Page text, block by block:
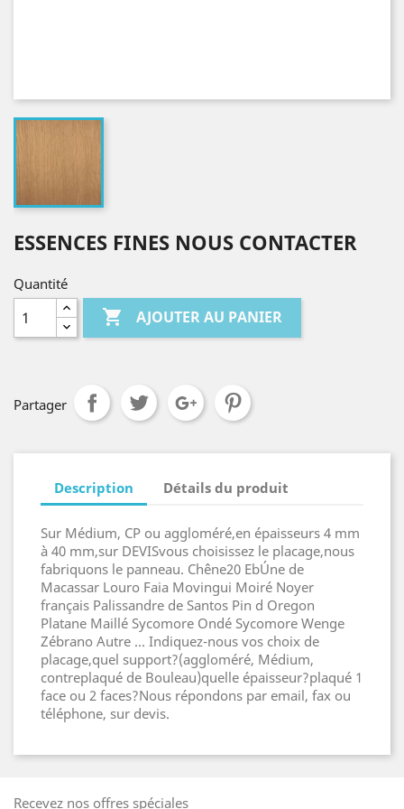
ESSENCES FINES NOUS CONTACTER
Quantité
 AJOUTER AU PANIER
Partager
Description Détails du produit
Sur Médium, CP ou aggloméré,en épaisseurs 4 mm
à 40 mm,sur DEVISvous choisissez le placage,nous
fabriquons le panneau. Chêne20 EbÚne de
Macassar Louro Faia Movingui Moiré Noyer
français Palissandre de Santos Pin d Oregon
Platane Maillé Sycomore Ondé Sycomore Wenge
Zébrano Autre ... Indiquez-nous vos choix de
placage,quel support?(aggloméré, Médium,
contreplaqué de Bouleau)quelle épaisseur?plaqué 1
face ou 2 faces?Nous répondons par email, fax ou
téléphone, sur devis.
Recevez nos offres spéciales